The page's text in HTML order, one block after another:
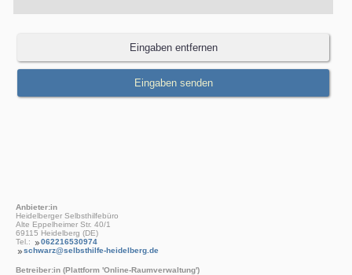
Anbieter:in
Heidelberger Selbsthilfebüro
Alte Eppelheimer Str. 40/1
69115 Heidelberg (DE)
Tel.:
062216530974
schwarz@selbsthilfe-heidelberg.de
Betreiber:in (Plattform 'Online-Raumverwaltung')